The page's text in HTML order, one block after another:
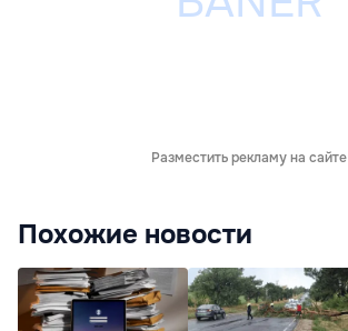
Разместить рекламу на сайте
Похожие новости